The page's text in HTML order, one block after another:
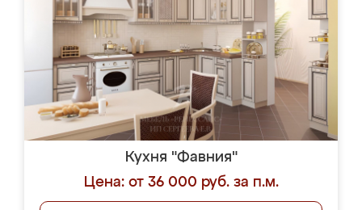
Кухня "Фавния"
Цена: от 36 000 руб. за п.м.